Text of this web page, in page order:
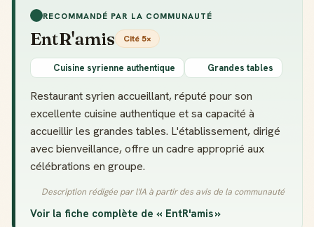
RECOMMANDÉ PAR LA COMMUNAUTÉ
EntR'amis Cité 5×
Cuisine syrienne authentique Grandes tables
Restaurant syrien accueillant, réputé pour son
excellente cuisine authentique et sa capacité à
accueillir les grandes tables. L'établissement, dirigé
avec bienveillance, offre un cadre approprié aux
célébrations en groupe.
Description rédigée par l'IA à partir des avis de la communauté
Voir la fiche complète de « EntR'amis »